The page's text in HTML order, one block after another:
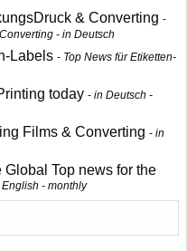
& Converting
- in Deutsch
Labels
Top News für Etiketten-
today
in Deutsch -
Films & Converting
in
Top news for the
- monthly